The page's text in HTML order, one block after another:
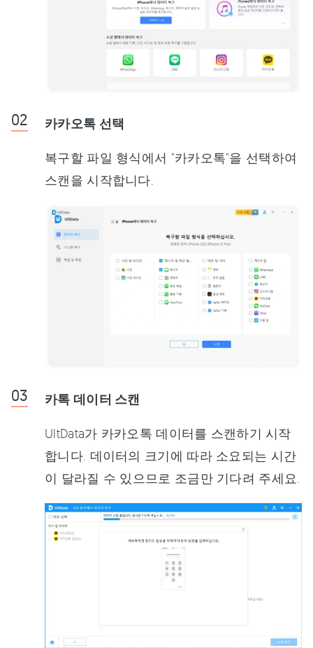
카카오톡 선택
복구할 파일 형식에서 "카카오톡"을 선택하여
스캔을 시작합니다.
카톡 데이터 스캔
UltData가 카카오톡 데이터를 스캔하기 시작
합니다. 데이터의 크기에 따라 소요되는 시간
이 달라질 수 있으므로 조금만 기다려 주세요.